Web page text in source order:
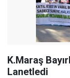
K.Maraş
Lanetledi